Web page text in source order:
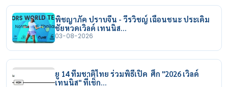
พิชญาภัค ปราบจีน - วีรวิชญ์ เฉือนชนะ ประเดิม
ชัยหวดเวิลด์ เทนนิส…
03-08-2026
ยู 14 ทีมชาติไทย ร่วมพิธีเปิด ศึก "2026 เวิลด์
เทนนิส" ที่เช็ก…